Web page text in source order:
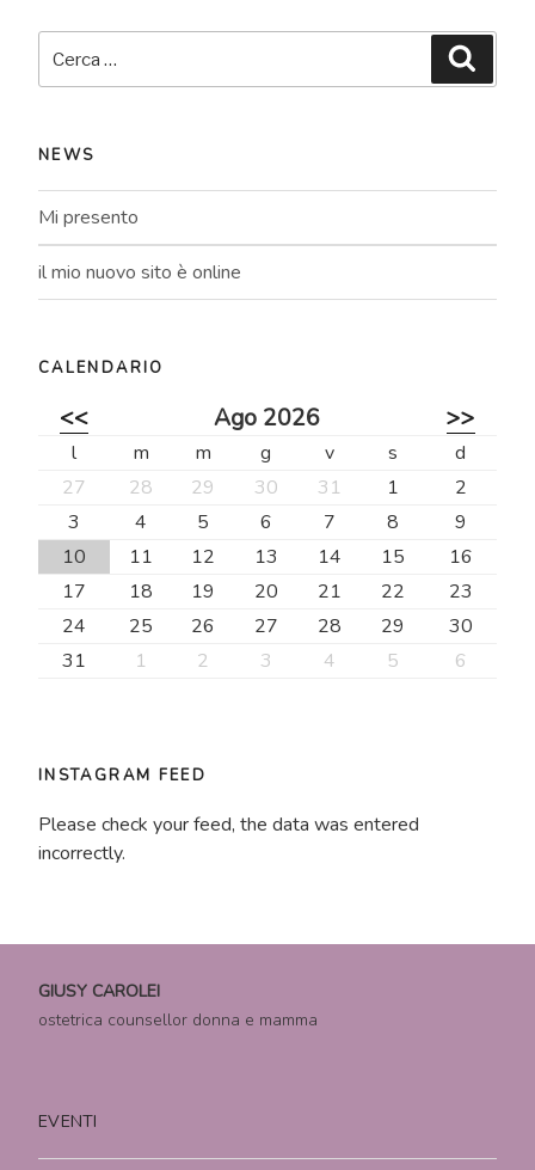
NEWS
Mi presento
il mio nuovo sito è online
CALENDARIO
<< Ago 2026 >>
l m m g v s
d
27
28 29 30 31 1
2
3
4 5 6 7 8
9
10
11 12 13 14 15
16
17
18 19 20 21 22
23
24
25 26 27 28 29
30
31
1 2 3 4 5 6
INSTAGRAM FEED
Please check your feed, the data was entered
incorrectly.
GIUSY CAROLEI
ostetrica counsellor donna e mamma
EVENTI